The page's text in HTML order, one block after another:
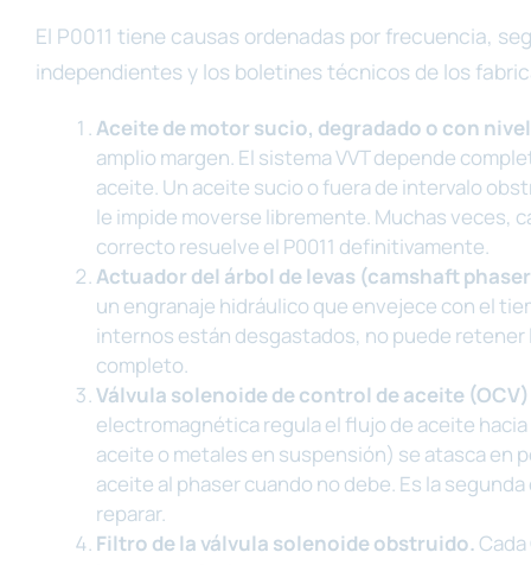
El P0011 tiene causas ordenadas por frecuencia,
independientes y los boletines técnicos de los
Aceite de motor sucio, degradado o con
amplio margen. El sistema VVT depende
aceite. Un aceite sucio o fuera de intervalo
le impide moverse libremente. Muchas veces,
correcto resuelve el P0011 definitivamente.
Actuador del árbol de levas (camshaft
un engranaje hidráulico que envejece con el
internos están desgastados, no puede retener
completo.
Válvula solenoide de control de aceite
electromagnética regula el flujo de aceite hacia
aceite o metales en suspensión) se atasca en
aceite al phaser cuando no debe. Es la
reparar.
Filtro de la válvula solenoide obstruido.